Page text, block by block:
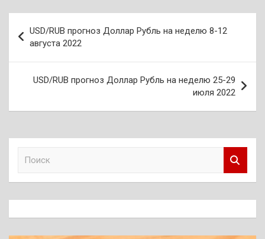
по
записям
USD/RUB прогноз Доллар Рубль на неделю 8-12
августа 2022
USD/RUB прогноз Доллар Рубль на неделю 25-29
июля 2022
к